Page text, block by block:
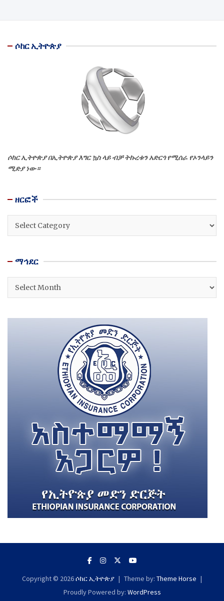
ሶከር ኢትዮጵያ
ሶከር ኢትዮጵያ በኢትዮጵያ እግር ኳስ ላይ ብቻ ትኩረቱን አድርጎ የሚሰራ የኦንላይን
ሚድያ ነው።
ዘርፎች
ዘርፎች
ማኅደር
ማኅደር
Copyright © 2026ሶከር ኢትዮጵያ Theme by: Theme Horse
Proudly Powered by: WordPress